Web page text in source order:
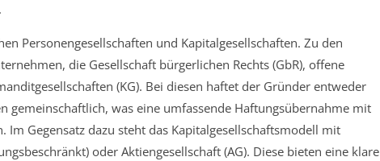
Personengesellschaften und Kapitalgesellschaften. Zu den
die Gesellschaft bürgerlichen Rechts (GbR), offene
(KG). Bei diesen haftet der Gründer entweder
gemeinschaftlich, was eine umfassende Haftungsübernahme mit
Im Gegensatz dazu steht das Kapitalgesellschaftsmodell mit
oder Aktiengesellschaft (AG). Diese bieten eine klare